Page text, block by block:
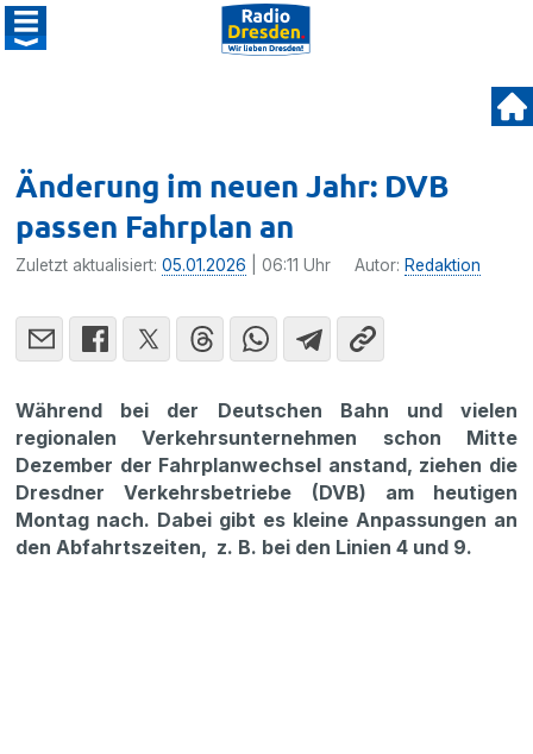
Änderung im neuen Jahr: DVB
passen Fahrplan an
Zuletzt aktualisiert:05.01.2026 | 06:11 Uhr Autor: Redaktion
Während bei der Deutschen Bahn und vielen
regionalen Verkehrsunternehmen schon Mitte
Dezember der Fahrplanwechsel anstand, ziehen die
Dresdner Verkehrsbetriebe (DVB) am heutigen
Montag nach. Dabei gibt es kleine Anpassungen an
den Abfahrtszeiten, z. B. bei den Linien 4 und 9.